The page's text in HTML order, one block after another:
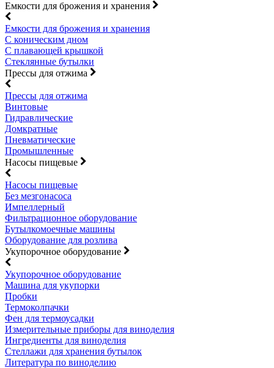
Емкости для брожения и хранения
Емкости для брожения и хранения
С коническим дном
С плавающей крышкой
Стеклянные бутылки
Прессы для отжима
Прессы для отжима
Винтовые
Гидравлические
Домкратные
Пневматические
Промышленные
Насосы пищевые
Насосы пищевые
Без мезгонасоса
Импеллерный
Фильтрационное оборудование
Бутылкомоечные машины
Оборудование для розлива
Укупорочное оборудование
Укупорочное оборудование
Машина для укупорки
Пробки
Термоколпачки
Фен для термоусадки
Измерительные приборы для виноделия
Ингредиенты для виноделия
Стеллажи для хранения бутылок
Литература по виноделию